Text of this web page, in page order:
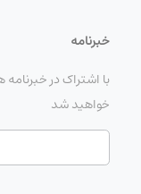
خبرنامه
با اشتراک در
خواهید شد